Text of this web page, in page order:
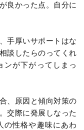
良かった点。自分に
手厚いサポートはな
談したらのってくれ
ンが下がってしまっ
、原因と傾向対策の
交際に発展しなった
の性格や趣味にあわ